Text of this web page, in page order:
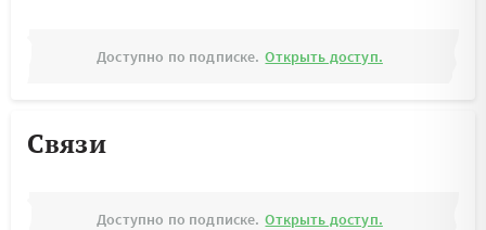
Доступно по подписке. Открыть доступ.
Связи
Доступно по подписке. Открыть доступ.